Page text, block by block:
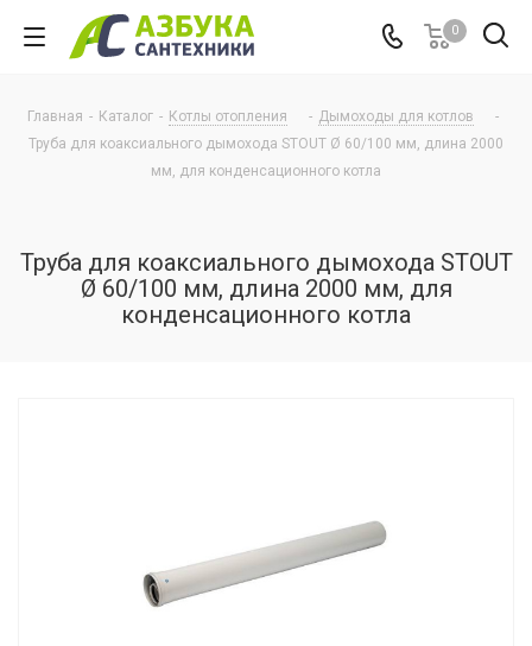
0
Главная - Каталог - Котлы отопления - Дымоходы для котлов
-
Труба для коаксиального дымохода STOUT Ø 60/100 мм, длина 2000
мм, для конденсационного котла
Труба для коаксиального дымохода STOUT
Ø 60/100 мм, длина 2000 мм, для
конденсационного котла